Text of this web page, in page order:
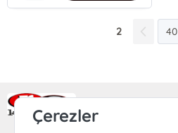
2
Ra Yayın Kitabevi
Çerezler